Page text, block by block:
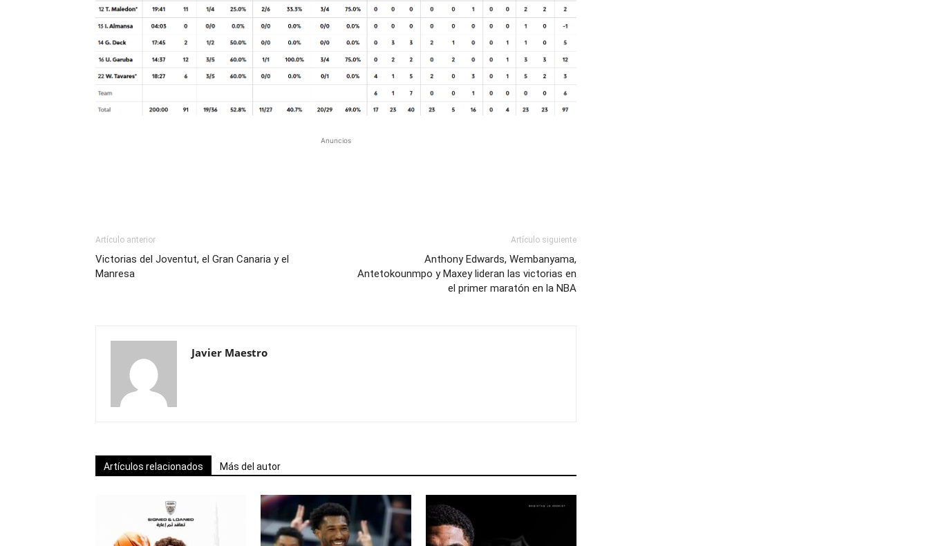
Anuncios
Artículo anterior
Victorias del Joventut, el Gran Canaria y el
Manresa
Artículo siguiente
Anthony Edwards, Wembanyama,
Antetokounmpo y Maxey lideran las victorias en
el primer maratón en la NBA
Javier Maestro
Artículos relacionados Más del autor